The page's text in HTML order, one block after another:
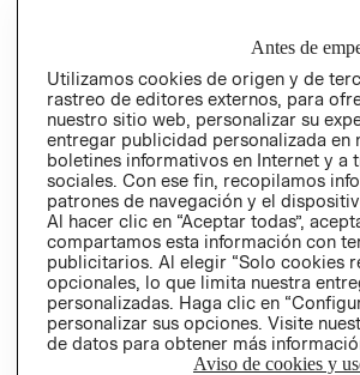
POLÍTICA
EMPRESARIAL
Antes de
Utilizamos cookies de origen y de
rastreo de editores externos, para
nuestro sitio web, personalizar su
entregar publicidad personalizada en
boletines informativos en Internet y a
sociales. Con ese fin, recopilamos
patrones de navegación y el
Al hacer clic en “Aceptar todas”,
compartamos esta información con
publicitarios. Al elegir “Solo cookies
opcionales, lo que limita nuestra
personalizadas. Haga clic en
personalizar sus opciones. Visite
de datos para obtener más
Aviso de cookies y